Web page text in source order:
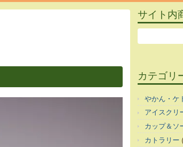
サイト内
カテゴリ
やかん・ケ
アイスクリ
カップ＆ソ
カトラリー